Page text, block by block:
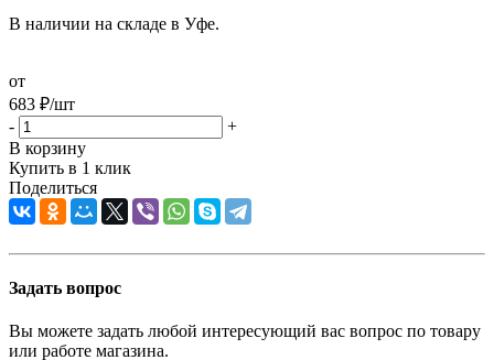
В наличии на складе в Уфе.
от
683 ₽/шт
-
+
В корзину
Купить в 1 клик
Поделиться
Задать вопрос
Вы можете задать любой интересующий вас вопрос по товару
или работе магазина.